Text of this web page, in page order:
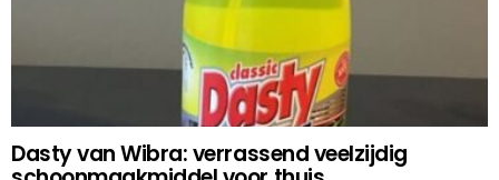
Dasty van Wibra: verrassend veelzijdig